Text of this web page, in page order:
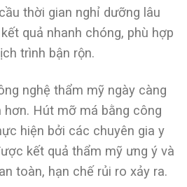
thời gian nghỉ dưỡng lâu
quả nhanh chóng, phù hợp
trình bận rộn.
nghệ thẩm mỹ ngày càng
hơn. Hút mỡ má bằng công
hiện bởi các chuyên gia y
kết quả thẩm mỹ ưng ý và
toàn, hạn chế rủi ro xảy ra.